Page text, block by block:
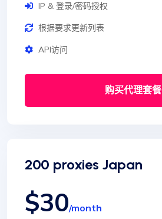
IP & 登录/密码授权
根据要求更新列表
API访问
购买代理套餐
200 proxies Japan
$30/month